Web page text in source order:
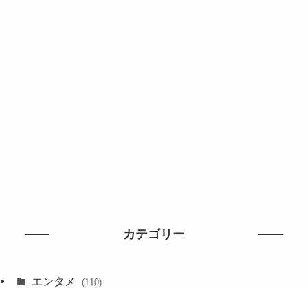
カテゴリー
エンタメ (110)